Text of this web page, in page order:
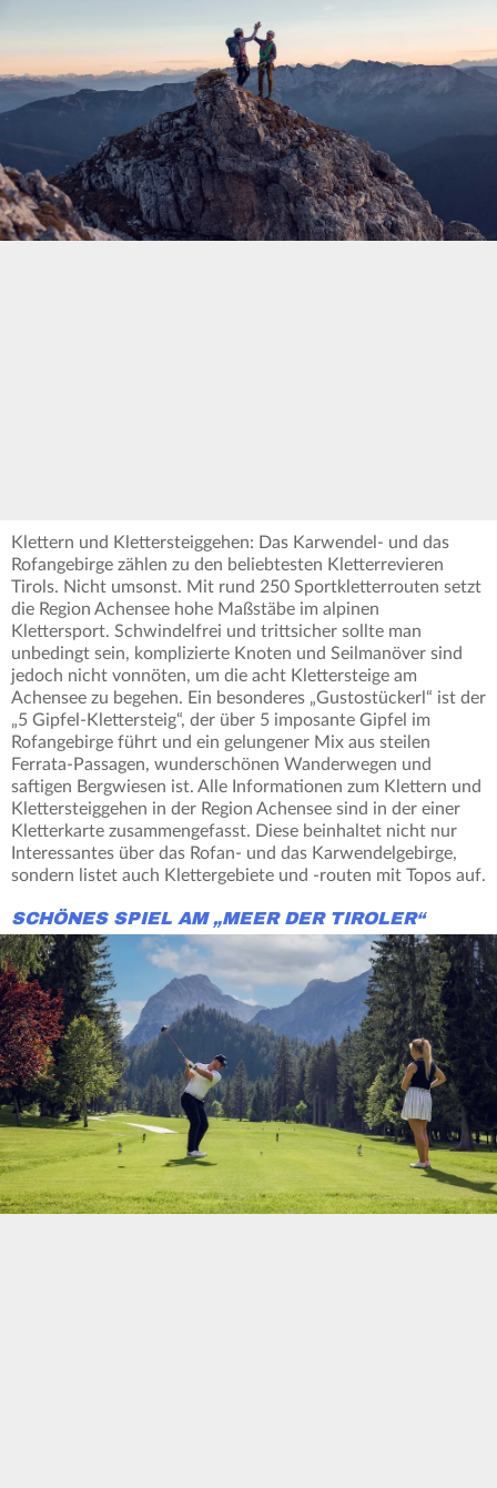
Klettern und Klettersteiggehen: Das Karwendel- und das
Rofangebirge zählen zu den beliebtesten Kletterrevieren
Tirols. Nicht umsonst. Mit rund 250 Sportkletterrouten setzt
die Region Achensee hohe Maßstäbe im alpinen
Klettersport. Schwindelfrei und trittsicher sollte man
unbedingt sein, komplizierte Knoten und Seilmanöver sind
jedoch nicht vonnöten, um die acht Klettersteige am
Achensee zu begehen. Ein besonderes „Gustostückerl“ ist der
„5 Gipfel-Klettersteig“, der über 5 imposante Gipfel im
Rofangebirge führt und ein gelungener Mix aus steilen
Ferrata-Passagen, wunderschönen Wanderwegen und
saftigen Bergwiesen ist. Alle Informationen zum Klettern und
Klettersteiggehen in der Region Achensee sind in der einer
Kletterkarte zusammengefasst. Diese beinhaltet nicht nur
Interessantes über das Rofan- und das Karwendelgebirge,
sondern listet auch Klettergebiete und -routen mit Topos auf.
SCHÖNES SPIEL AM „MEER DER TIROLER“